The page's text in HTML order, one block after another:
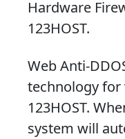
Hardware
123HOST.
Web Anti-
technology for
123HOST.
system will